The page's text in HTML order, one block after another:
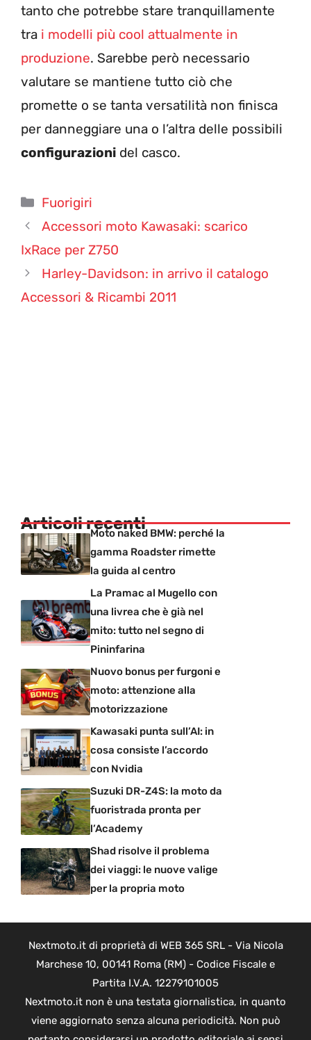
tanto che potrebbe stare tranquillamente
tra i modelli più cool attualmente in
produzione. Sarebbe però necessario
valutare se mantiene tutto ciò che
promette o se tanta versatilità non finisca
per danneggiare una o l’altra delle possibili
configurazioni del casco.
Categorie
Fuorigiri
Accessori moto Kawasaki: scarico
IxRace per Z750
Harley-Davidson: in arrivo il catalogo
Accessori & Ricambi 2011
Articoli recentiMoto naked BMW: perché la
gamma Roadster rimette
la guida al centro
La Pramac al Mugello con
una livrea che è già nel
mito: tutto nel segno di
Pininfarina
Nuovo bonus per furgoni e
moto: attenzione alla
motorizzazione
Kawasaki punta sull’AI: in
cosa consiste l’accordo
con Nvidia
Suzuki DR-Z4S: la moto da
fuoristrada pronta per
l’Academy
Shad risolve il problema
dei viaggi: le nuove valige
per la propria moto
Nextmoto.it di proprietà di WEB 365 SRL - Via Nicola
Marchese 10, 00141 Roma (RM) - Codice Fiscale e
Partita I.V.A. 12279101005
Nextmoto.it non è una testata giornalistica, in quanto
viene aggiornato senza alcuna periodicità. Non può